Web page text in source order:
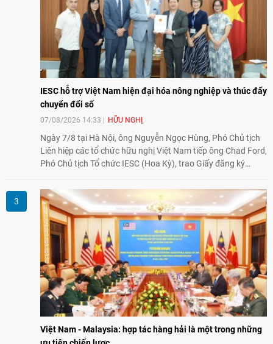
IESC hỗ trợ Việt Nam hiện đại hóa nông nghiệp và thúc đẩy
chuyển đổi số
07/08/2026 14:33 HỮU NGHỊ
Ngày 7/8 tại Hà Nội, ông Nguyễn Ngọc Hùng, Phó Chủ tịch
Liên hiệp các tổ chức hữu nghị Việt Nam tiếp ông Chad Ford,
Phó Chủ tịch Tổ chức IESC (Hoa Kỳ), trao Giấy đăng ký
đổi về định hướng triển khai Dự án "Mở rộng Thương mại
Nông nghiệp và An toàn thực phẩm Hoa Kỳ - Việt Nam",
hướng tới thúc đẩy chuyển đổi số, hiện đại hóa nông nghiệp
và mở rộng hợp tác phát triển giữa hai nước.
Việt Nam - Malaysia: hợp tác hàng hải là một trong những